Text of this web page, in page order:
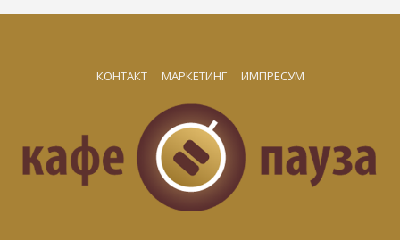
КОНТАКТ МАРКЕТИНГ ИМПРЕСУМ